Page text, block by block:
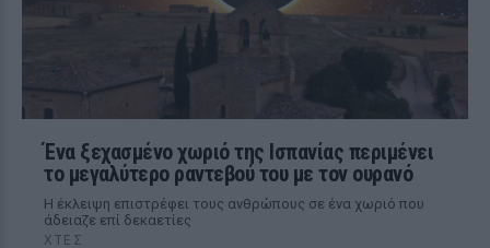
Ένα ξεχασμένο χωριό της Ισπανίας περιμένει
το μεγαλύτερο ραντεβού του με τον ουρανό
Η έκλειψη επιστρέφει τους ανθρώπους σε ένα χωριό που
άδειαζε επί δεκαετίες
ΧΤΕΣ